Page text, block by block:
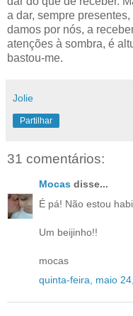
a dar, sempre
damos por nós, a
atenções à sombra, é
bastou-me.
Jolie
Partilhar
31 comentários:
Mocas disse...
É pá! Não estou
Um beijinho!!
mocas
quinta-feira, maio